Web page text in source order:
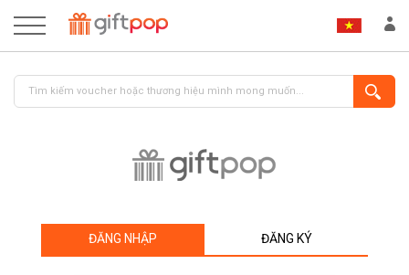
ĐĂNG NHẬP ĐĂNG KÝ